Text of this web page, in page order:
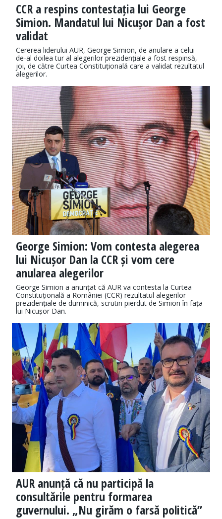
CCR a respins contestația lui George
Simion. Mandatul lui Nicușor Dan a fost
validat
Cererea liderului AUR, George Simion, de anulare a celui
de-al doilea tur al alegerilor prezidențiale a fost respinsă,
joi, de către Curtea Constituțională care a validat rezultatul
alegerilor.
George Simion: Vom contesta alegerea
lui Nicușor Dan la CCR și vom cere
anularea alegerilor
George Simion a anunțat că AUR va contesta la Curtea
Constituțională a României (CCR) rezultatul alegerilor
prezidențiale de duminică, scrutin pierdut de Simion în fața
lui Nicușor Dan.
AUR anunță că nu participă la
consultările pentru formarea
guvernului. „Nu girăm o farsă politică”